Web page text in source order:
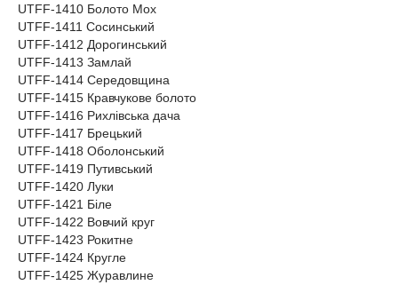
UTFF-1410 Болото Мох
UTFF-1411 Сосинський
UTFF-1412 Дорогинський
UTFF-1413 Замлай
UTFF-1414 Середовщина
UTFF-1415 Кравчукове болото
UTFF-1416 Рихлівська дача
UTFF-1417 Брецький
UTFF-1418 Оболонський
UTFF-1419 Путивський
UTFF-1420 Луки
UTFF-1421 Біле
UTFF-1422 Вовчий круг
UTFF-1423 Рокитне
UTFF-1424 Кругле
UTFF-1425 Журавлине